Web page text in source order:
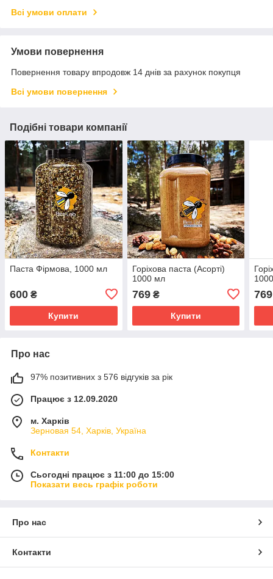
Всі умови оплати
Умови повернення
Повернення товару впродовж 14 днів за рахунок покупця
Всі умови повернення
Подібні товари компанії
Паста Фірмова, 1000 мл
600 ₴
Купити
Горіхова паста (Асорті)
1000 мл
769₴
Купити
769
Про нас
97% позитивних з 576 відгуків за рік
Працює з 12.09.2020
м. Харків
Зерновая 54, Харків, Україна
Контакти
Сьогодні працює з 11:00 до 15:00
Показати весь графік роботи
Про нас
Контакти